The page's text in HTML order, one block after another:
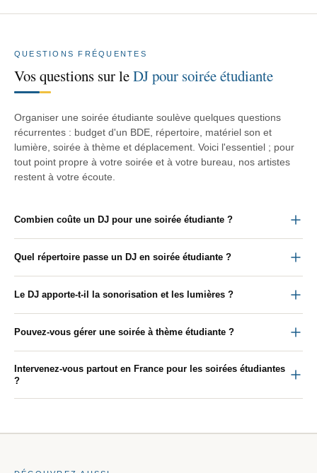
QUESTIONS FRÉQUENTES
Vos questions sur leDJ pour soirée étudiante
Organiser une soirée étudiante soulève quelques questions
récurrentes : budget d'un BDE, répertoire, matériel son et
lumière, soirée à thème et déplacement. Voici l'essentiel ; pour
tout point propre à votre soirée et à votre bureau, nos artistes
restent à votre écoute.
Combien coûte un DJ pour une soirée étudiante ?
Quel répertoire passe un DJ en soirée étudiante ?
Le DJ apporte-t-il la sonorisation et les lumières ?
Pouvez-vous gérer une soirée à thème étudiante ?
Intervenez-vous partout en France pour les soirées étudiantes
?